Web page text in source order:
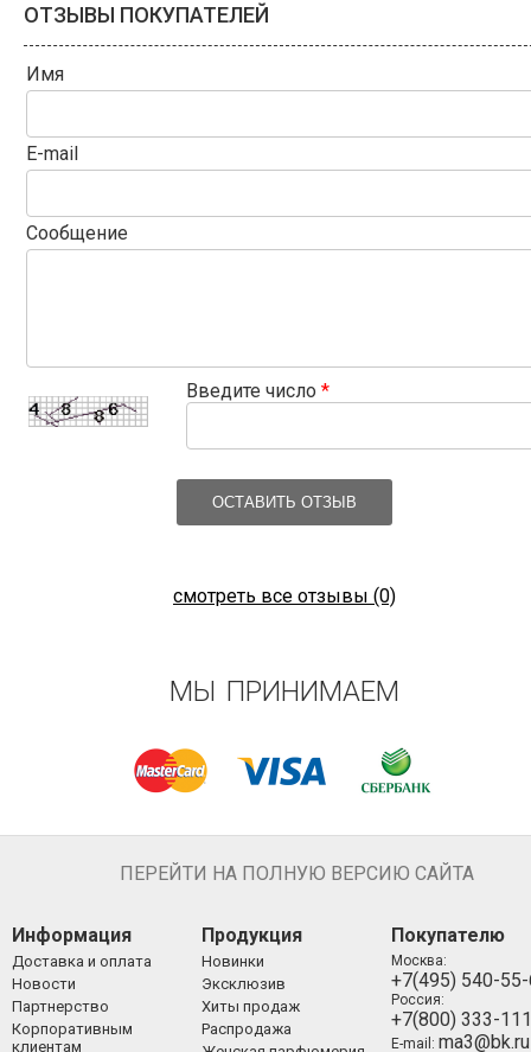
ОТЗЫВЫ ПОКУПАТЕЛЕЙ
Имя
E-mail
Сообщение
Введите число *
ОСТАВИТЬ ОТЗЫВ
смотреть все отзывы (0)
МЫ ПРИНИМАЕМ
ПЕРЕЙТИ НА ПОЛНУЮ ВЕРСИЮ САЙТА
Информация
Доставка и оплата
Новости
Партнерство
Корпоративным
клиентам
Продукция
Новинки
Эксклюзив
Хиты продаж
Распродажа
Покупателю
Москва:
+7(495) 540-
Россия:
+7(800) 333-
E-mail: ma3@bk.ru